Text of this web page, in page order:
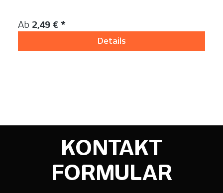
Regulärer Preis:
Ab 2,49 € *
Details
KONTAKT
FORMULAR